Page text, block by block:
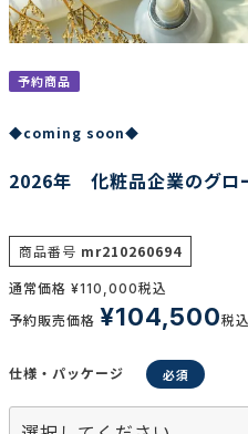
調査の種類で選ぶ
予約商品
◆coming soon◆
2026年 化粧品企業のグロ
商品番号 mr210260694
通常価格 ¥110,000税込
予約販売価格 ¥104,500税込
仕様・パッケージ